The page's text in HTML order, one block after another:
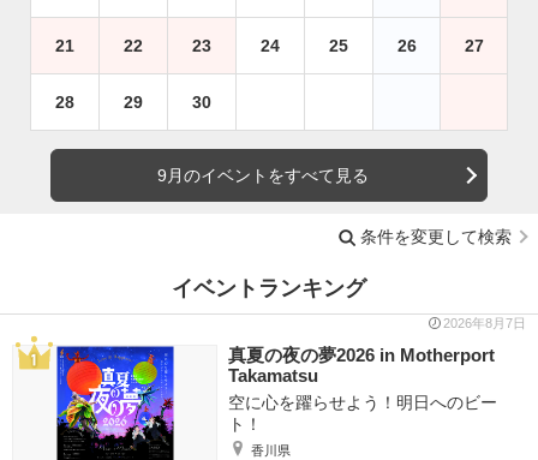
21 22 23 24 25 26 27
28 29 30
9月のイベントをすべて見る
条件を変更して検索
イベントランキング
2026年8月7日
真夏の夜の夢2026 in Motherport
Takamatsu
空に心を躍らせよう！明日へのビー
ト！
香川県